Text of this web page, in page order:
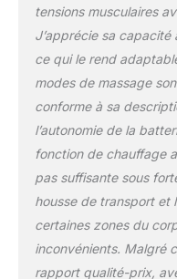
de votre confort et
relaxation optimale.
pour le cou Snailax
de chauffage
et renforce
chaleur douce aide
efficacement,
profonde et une
【Sac de transport
d'épaules Snailax
transport pratique,
facilement lorsqu'il
tensions musculaires
J’apprécie sa capacité
ce qui le rend
modes de massage
conforme à sa
l’autonomie de la
fonction de chauffage
pas suffisante sous
housse de transport et
certaines zones du
inconvénients. Malgré
rapport qualité-prix,